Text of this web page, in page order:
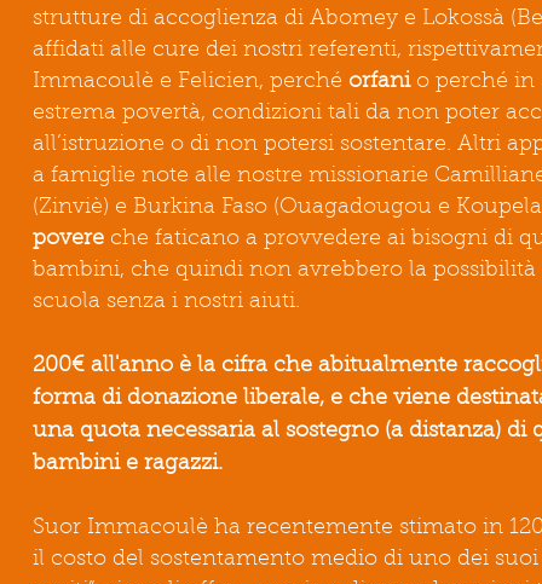
strutture di accoglienza di Abomey e Lokossà
affidati alle cure dei nostri referenti,
Immacoulè e Felicien, perché orfanio perché in
estrema povertà, condizioni tali da non poter
all’istruzione o di non potersi sostentare. Altri
a famiglie note alle nostre missionarie
(Zinviè) e Burkina Faso (Ouagadougou e
povere che faticano a provvedere ai bisogni di
bambini, che quindi non avrebbero la possibilità
scuola senza i nostri aiuti.
200€ all'anno è la cifra che abitualmente
forma di donazione liberale, e che viene
una quota necessaria al sostegno (a distanza) di
bambini e ragazzi.
Suor Immacoulè ha recentemente stimato in
il costo del sostentamento medio di uno dei suoi